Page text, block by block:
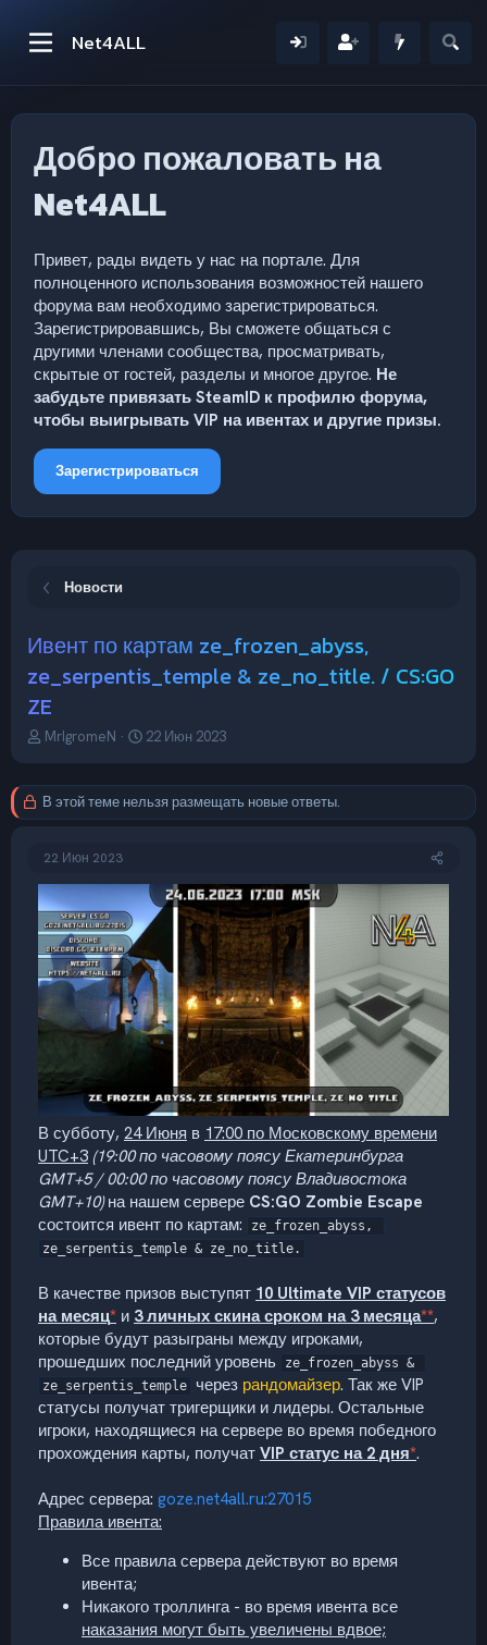
Net4ALL
Добро пожаловать на
Net4ALL
Привет, рады видеть у нас на портале. Для
полноценного использования возможностей нашего
форума вам необходимо зарегистрироваться.
Зарегистрировавшись, Вы сможете общаться с
другими членами сообщества, просматривать,
скрытые от гостей, разделы и многое другое. Не
забудьте привязать SteamID к профилю форума,
чтобы выигрывать VIP на ивентах и другие призы.
Зарегистрироваться
Новости
Ивент по картам ze_frozen_abyss,
ze_serpentis_temple & ze_no_title. / CS:GO
ZE
А
о
е
ы
MrIgromeN
Д
л
22 Июн 2023
В этой теме нельзя размещать новые ответы.
22 Июн 2023
В субботу, 24 Июня в 17:00 по Московскому времени
UTC+3 (19:00 по часовому поясу Екатеринбурга
GMT+5 / 00:00 по часовому поясу Владивостока
GMT+10)на нашем сервере CS:GO Zombie Escape
состоится ивент по картам:
ze_frozen_abyss,
ze_serpentis_temple & ze_no_title.
В качестве призов выступят 10 Ultimate VIP статусов
на месяц* и 3 личных скина сроком на 3 месяца**,
которые будут разыграны между игроками,
прошедших последний уровень
ze_frozen_abyss &
ze_serpentis_temple
через рандомайзер. Так же VIP
статусы получат тригерщики и лидеры. Остальные
игроки, находящиеся на сервере во время победного
прохождения карты, получат VIP статус на 2 дня*.
Адрес сервера: goze.net4all.ru:27015
Правила ивента:
Все правила сервера действуют во время
ивента;
Никакого троллинга - во время ивента все
наказания могут быть увеличены вдвое;